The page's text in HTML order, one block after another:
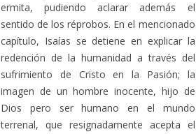
ermita, pudiendo aclarar además el
sentido de los réprobos. En el mencionado
capítulo, Isaías se detiene en explicar la
redención de la humanidad a través del
sufrimiento de Cristo en la Pasión; la
imagen de un hombre inocente, hijo de
Dios pero ser humano en el mundo
terrenal, que resignadamente acepta el